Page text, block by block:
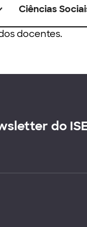
Ciências
docentes.
do